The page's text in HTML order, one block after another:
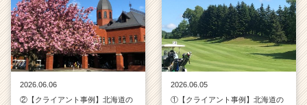
2026.06.06
②【クライアント事例】北海道の
2026.06.05
①【クライアント事例】北海道の